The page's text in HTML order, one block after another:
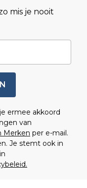
mis je nooit
ermee akkoord
van
Merken per e-mail.
Je stemt ook in